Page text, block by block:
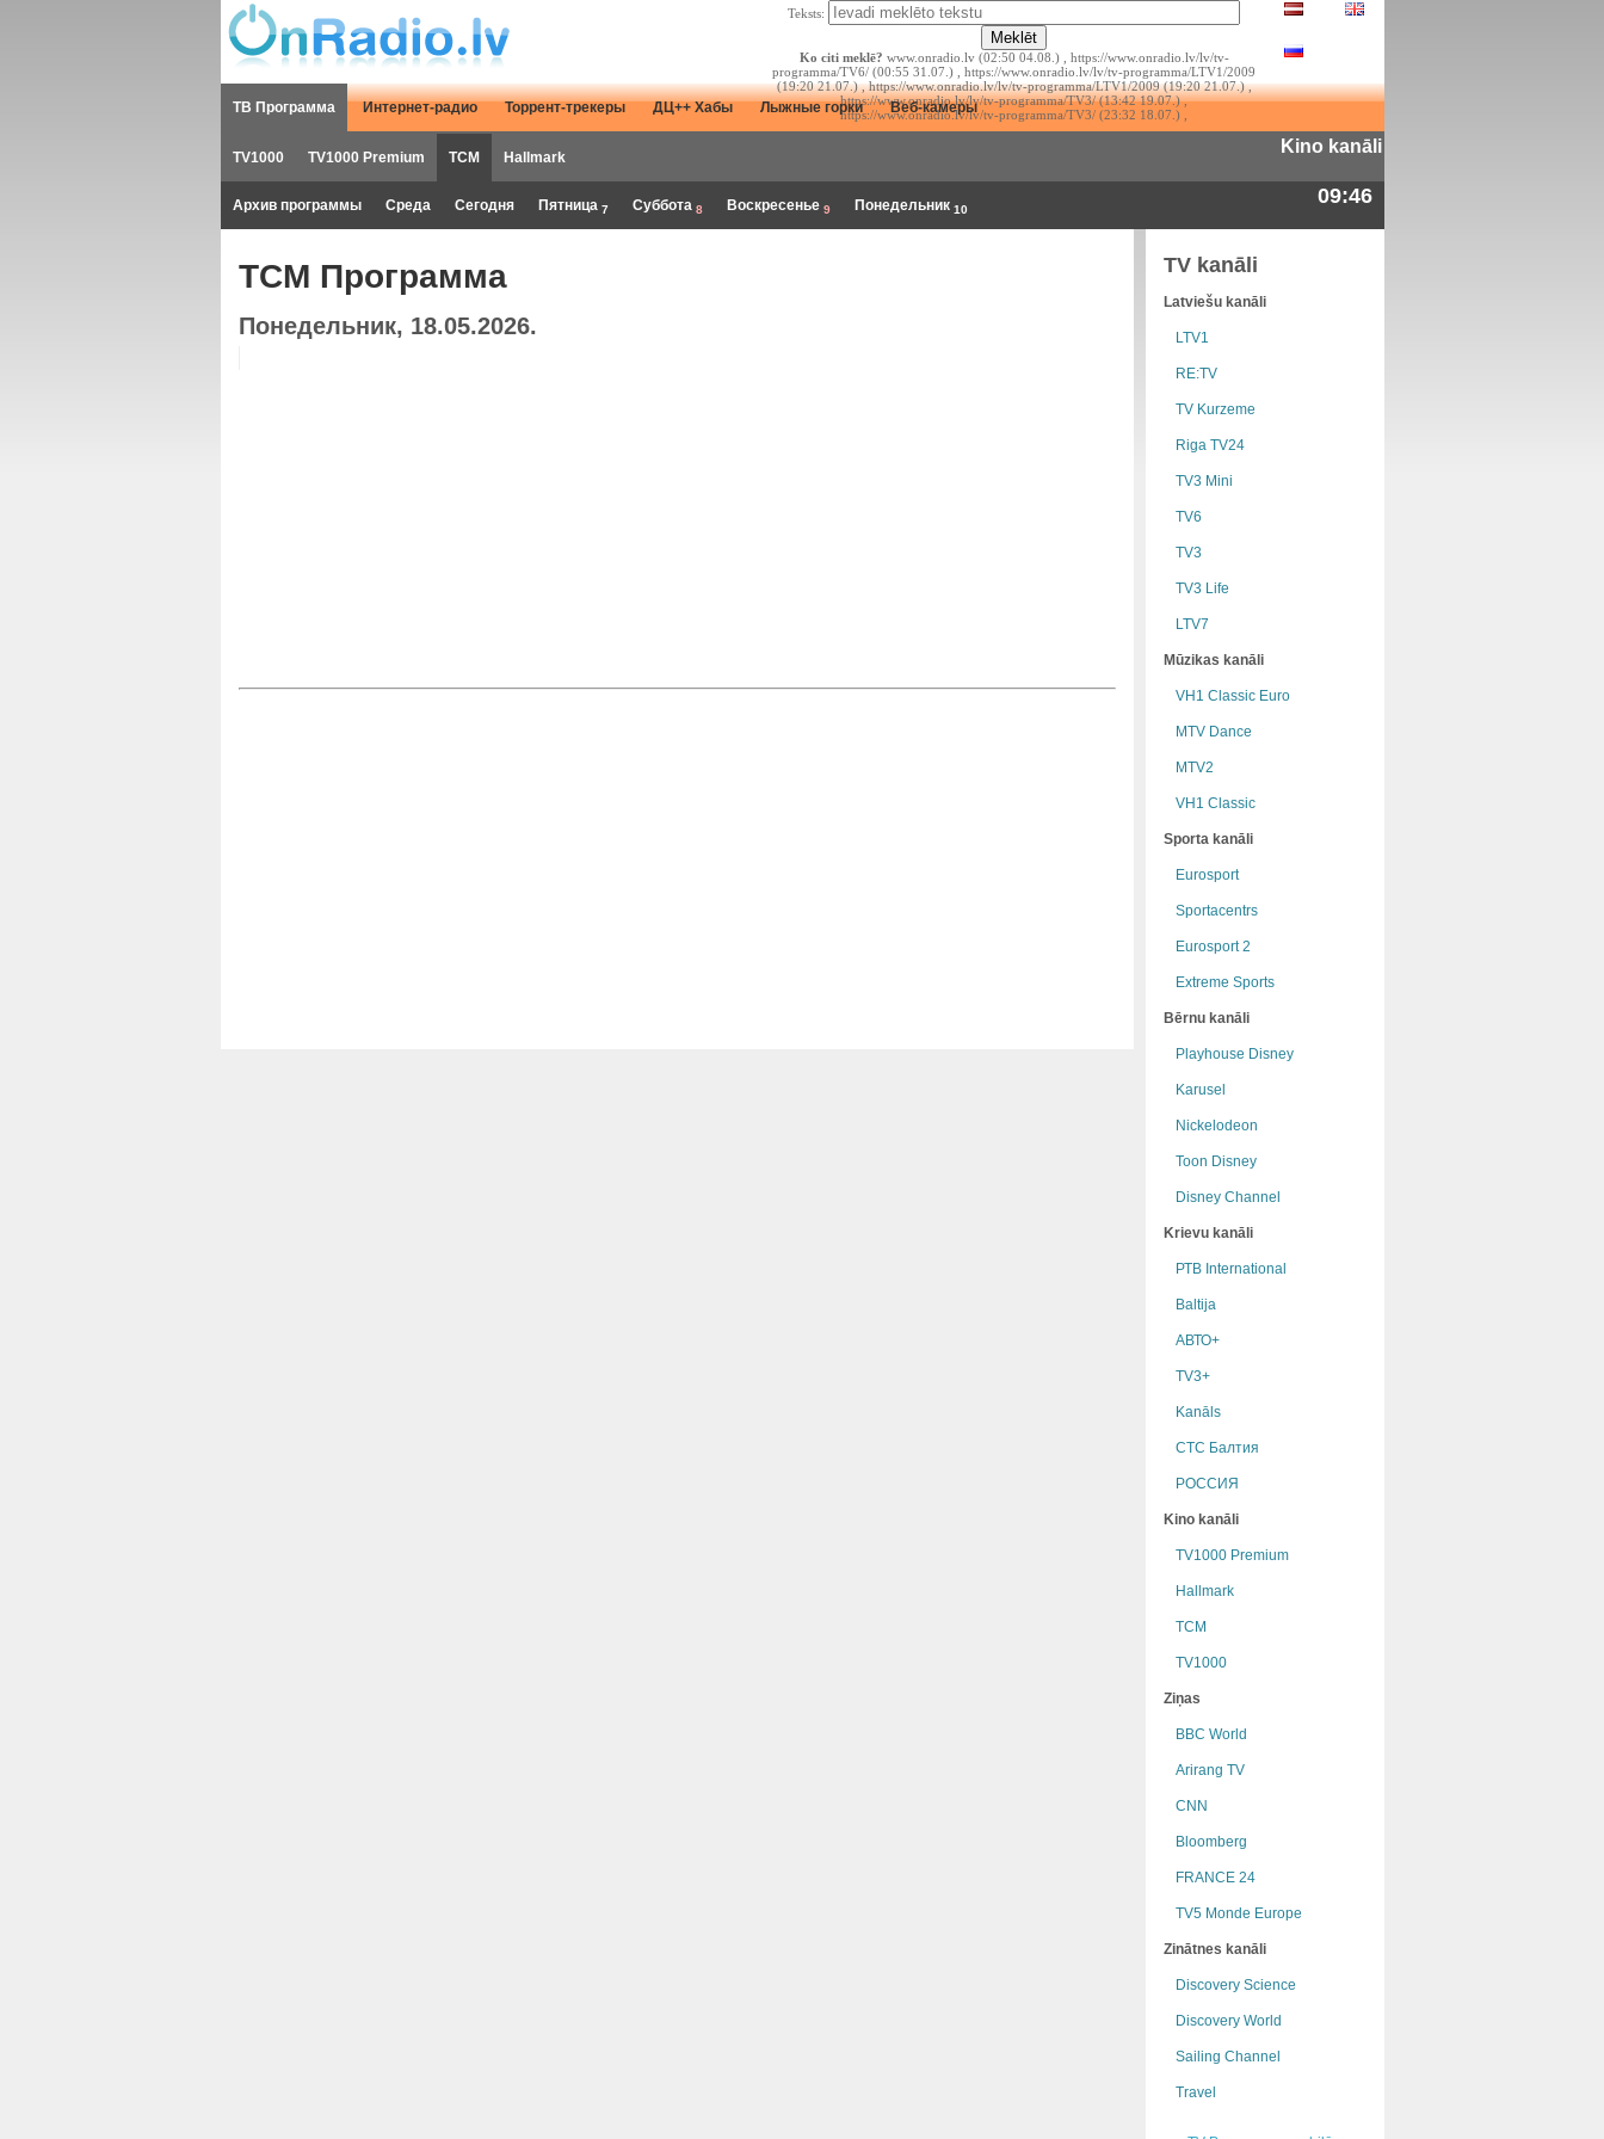
Teksts:
Ko citi meklē? www.onradio.lv (02:50 04.08.) , https://www.onradio.lv/lv/tv-
programma/TV6/ (00:55 31.07.) , https://www.onradio.lv/lv/tv-programma/LTV1/2009
(19:20 21.07.) , https://www.onradio.lv/lv/tv-programma/LTV1/2009 (19:20 21.07.) ,
https://www.onradio.lv/lv/tv-programma/TV3/ (13:42 19.07.) ,
https://www.onradio.lv/lv/tv-programma/TV3/ (23:32 18.07.) ,
ТВ Программа Интернет-радио Торрент-трекеры ДЦ++ Хабы Лыжные горки Веб-камеры
TV1000 TV1000 Premium TCM Hallmark
Kino kanāli
Архив программы Среда Сегодня Пятница 7 Суббота 8 Воскресенье 9 Понедельник 10
09:46
TCM Программа
Понедельник, 18.05.2026.
TV kanāli
Latviešu kanāli
LTV1
RE:TV
TV Kurzeme
Riga TV24
TV3 Mini
TV6
TV3
TV3 Life
LTV7
Mūzikas kanāli
VH1 Classic Euro
MTV Dance
MTV2
VH1 Classic
Sporta kanāli
Eurosport
Sportacentrs
Eurosport 2
Extreme Sports
Bērnu kanāli
Playhouse Disney
Karusel
Nickelodeon
Toon Disney
Disney Channel
Krievu kanāli
РТB International
Baltija
АВТО+
TV3+
Kanāls
СТС Балтия
РОССИЯ
Kino kanāli
TV1000 Premium
Hallmark
TCM
TV1000
Ziņas
BBC World
Arirang TV
CNN
Bloomberg
FRANCE 24
TV5 Monde Europe
Zinātnes kanāli
Discovery Science
Discovery World
Sailing Channel
Travel